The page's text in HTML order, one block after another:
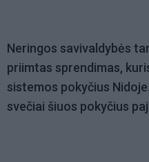
Neringos savivaldybės
priimtas sprendimas,
sistemos pokyčius
svečiai šiuos pokyčius